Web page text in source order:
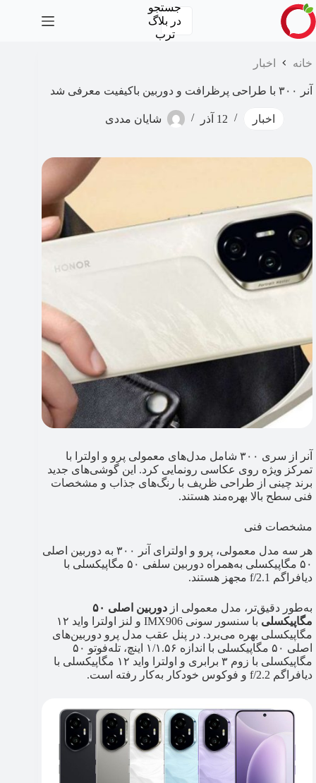
پرش
به
محتوا
جستجو
در بلاگ
ترب
خانه اخبار
آنر ۳۰۰ با طراحی پرظرافت و دوربین باکیفیت معرفی شد
اخبار 12 آذر شایان مددی
آنر از سری ۳۰۰ شامل مدل‌های معمولی پرو و اولترا با
تمرکز ویژه روی عکاسی رونمایی کرد. این گوشی‌های جدید
برند چینی از طراحی ظریف با رنگ‌های جذاب و مشخصات
فنی سطح بالا بهره‌مند هستند.
مشخصات فنی
هر سه مدل معمولی، پرو و اولترای آنر ۳۰۰ به دوربین اصلی
۵۰ مگاپیکسلی به‌همراه دوربین سلفی ۵۰ مگاپیکسلی با
دیافراگم f/2.1 مجهز هستند.
به‌طور دقیق‌تر، مدل معمولی از
دوربین اصلی ۵۰
مگاپیکسلی
با سنسور سونی IMX906 و لنز اولترا واید ۱۲
مگاپیکسلی بهره می‌برد. در پنل عقب مدل پرو دوربین‌های
اصلی ۵۰ مگاپیکسلی با اندازه ۱/۱.۵۶ اینچ، تله‌فوتو ۵۰
مگاپیکسلی با زوم ۳ برابری و اولترا واید ۱۲ مگاپیکسلی با
دیافراگم f/2.2 و فوکوس خودکار به‌کار رفته است.